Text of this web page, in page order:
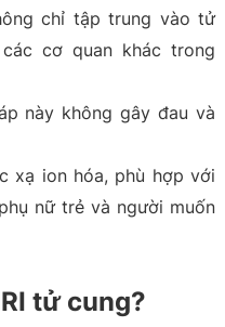
chỉ tập trung vào tử
cơ quan khác trong
này không gây đau và
xạ ion hóa, phù hợp với
nữ trẻ và người muốn
tử cung?